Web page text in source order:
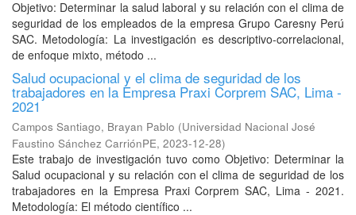
Objetivo: Determinar la salud laboral y su relación con el clima de
seguridad de los empleados de la empresa Grupo Caresny Perú
SAC. Metodología: La investigación es descriptivo-correlacional,
de enfoque mixto, método ...
Salud ocupacional y el clima de seguridad de los
trabajadores en la Empresa Praxi Corprem SAC, Lima -
2021
Campos Santiago, Brayan Pablo (Universidad Nacional José
Faustino Sánchez CarriónPE, 2023-12-28)
Este trabajo de investigación tuvo como Objetivo: Determinar la
Salud ocupacional y su relación con el clima de seguridad de los
trabajadores en la Empresa Praxi Corprem SAC, Lima - 2021.
Metodología: El método científico ...